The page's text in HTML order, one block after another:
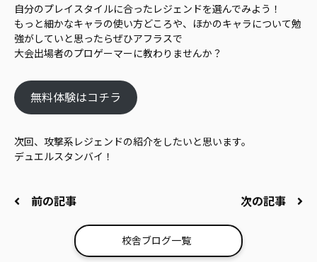
自分のプレイスタイルに合ったレジェンドを選んでみよう！
もっと細かなキャラの使い方どころや、ほかのキャラについて勉
強がしていと思ったらぜひアフラスで
大会出場者のプロゲーマーに教わりませんか？
無料体験はコチラ
次回、攻撃系レジェンドの紹介をしたいと思います。
デュエルスタンバイ！
前の記事 次の記事
校舎ブログ一覧